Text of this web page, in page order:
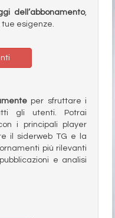
dell’abbonamento,
esigenze.
per sfruttare i
gli utenti. Potrai
i principali player
il siderweb TG e la
più rilevanti
e analisi